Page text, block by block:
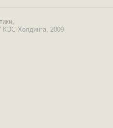
КЭС-Холдинга, 2009